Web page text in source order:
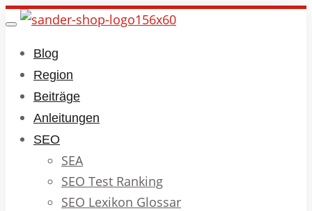
Skip
main
content
Toggle
Blog
Region
Beiträge
Anleitungen
SEO
SEA
SEO Test Ranking
SEO Lexikon Glossar